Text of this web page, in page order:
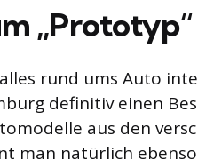
„Prototyp“
rund ums Auto
definitiv einen
aus den
man natürlich